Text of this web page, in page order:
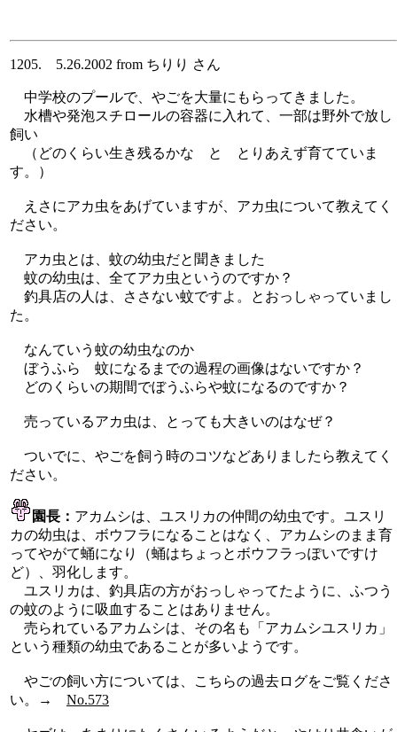
1205. 5.26.2002 from ちりり さん
中学校のプールで、やごを大量にもらってきました。
水槽や発泡スチロールの容器に入れて、一部は野外で放し
飼い
（どのくらい生き残るかな と とりあえず育てていま
す。）
えさにアカ虫をあげていますが、アカ虫について教えてく
ださい。
アカ虫とは、蚊の幼虫だと聞きました
蚊の幼虫は、全てアカ虫というのですか？
釣具店の人は、ささない蚊ですよ。とおっしゃっていまし
た。
なんていう蚊の幼虫なのか
ぼうふら 蚊になるまでの過程の画像はないですか？
どのくらいの期間でぼうふらや蚊になるのですか？
売っているアカ虫は、とっても大きいのはなぜ？
ついでに、やごを飼う時のコツなどありましたら教えてく
ださい。
園長： アカムシは、ユスリカの仲間の幼虫です。ユスリ
カの幼虫は、ボウフラになることはなく、アカムシのまま育
ってやがて蛹になり（蛹はちょっとボウフラっぽいですけ
ど）、羽化します。
ユスリカは、釣具店の方がおっしゃってたように、ふつう
の蚊のように吸血することはありません。
売られているアカムシは、その名も「アカムシユスリカ」
という種類の幼虫であることが多いようです。
やごの飼い方については、こちらの過去ログをご覧くださ
い。→ No.573